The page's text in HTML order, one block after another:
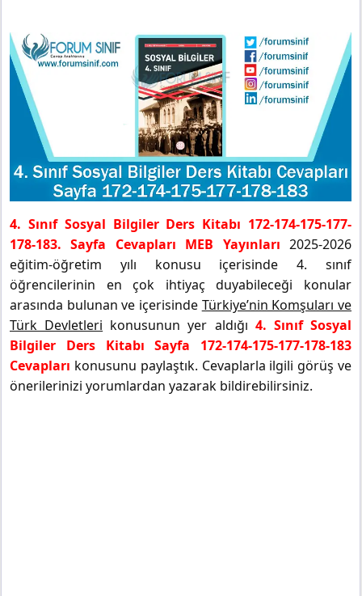
4. Sınıf Sosyal Bilgiler Ders Kitabı 172-174-175-177-
178-183. Sayfa Cevapları MEB Yayınları 2025-2026
eğitim-öğretim yılı konusu içerisinde 4. sınıf
öğrencilerinin en çok ihtiyaç duyabileceği konular
arasında bulunan ve içerisinde Türkiye’nin Komşuları ve
Türk Devletleri konusunun yer aldığı 4. Sınıf Sosyal
Bilgiler Ders Kitabı Sayfa 172-174-175-177-178-183
Cevapları konusunu paylaştık. Cevaplarla ilgili görüş ve
önerilerinizi yorumlardan yazarak bildirebilirsiniz.